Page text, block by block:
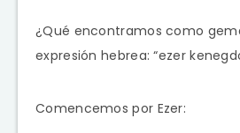
¿Qué encontramos como
expresión hebrea: “ezer
Comencemos por Ezer: